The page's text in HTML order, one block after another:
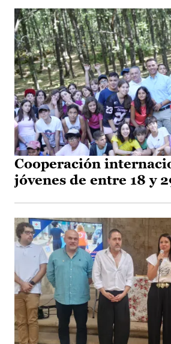
Cooperación
jóvenes de entre 18 y